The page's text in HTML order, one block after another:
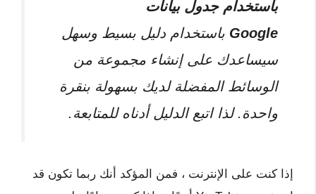
باستخدام جدول بيانات
Google باستخدام دليل بسيط وسهل
سيساعدك على إنشاء مجموعة من
الوسائط المفضلة لديك بسهولة بنقرة
واحدة. لذا اتبع الدليل أدناه للمتابعة.
إذا كنت على الإنترنت ، فمن المؤكد أنك ربما تكون قد